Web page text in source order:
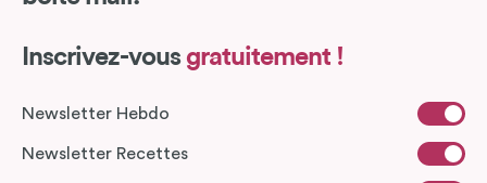
Inscrivez-vous gratuitement !
Newsletter Hebdo
Newsletter Recettes